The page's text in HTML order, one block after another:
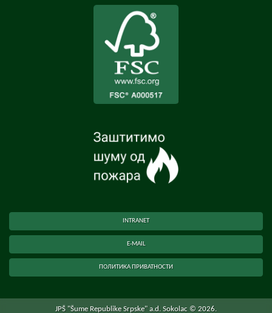
INTRANET
E-MAIL
ПОЛИТИКА ПРИВАТНОСТИ
JPŠ "Šume Republike Srpske" a.d. Sokolac © 2026.